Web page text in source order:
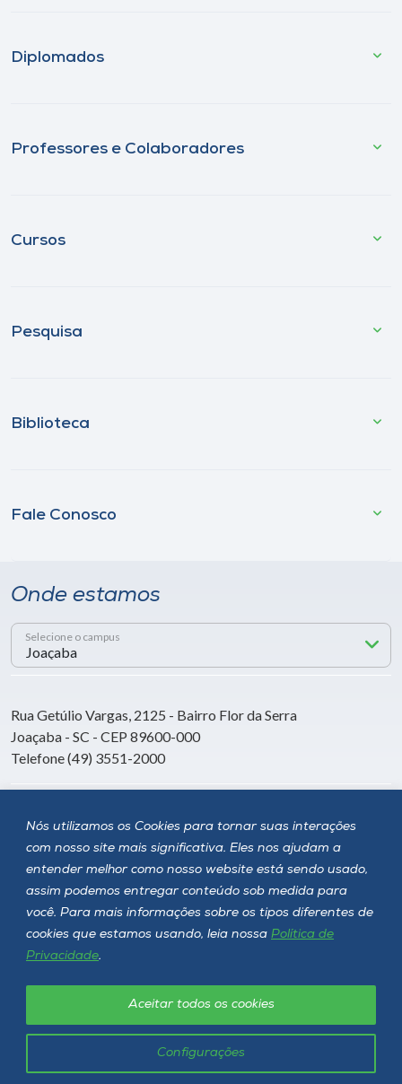
Nós utilizamos os Cookies para tornar suas interações
com nosso site mais significativa. Eles nos ajudam a
entender melhor como nosso website está sendo usado,
assim podemos entregar conteúdo sob medida para
você. Para mais informações sobre os tipos diferentes de
cookies que estamos usando, leia nossa Política de
Privacidade.
Configurações
Aceitar todos os cookies
Diplomados
Professores e Colaboradores
Cursos
Pesquisa
Biblioteca
Fale Conosco
Onde estamos
Selecione o campus
Rua Getúlio Vargas, 2125 - Bairro Flor da Serra
Joaçaba - SC - CEP 89600-000
Telefone (49) 3551-2000
Siga a Unoesc
Unoesc © 2026 - Todos os direitos reservados
Política de privacidade LGPD